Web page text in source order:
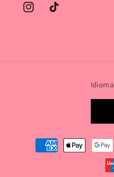
InstagramTikTok
Idioma
Formas